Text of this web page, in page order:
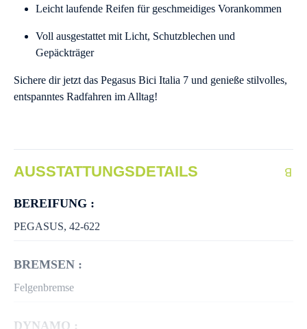
Leicht laufende Reifen für geschmeidiges Vorankommen
Voll ausgestattet mit Licht, Schutzblechen und
Gepäckträger
Sichere dir jetzt das Pegasus Bici Italia 7 und genieße stilvolles,
entspanntes Radfahren im Alltag!
AUSSTATTUNGSDETAILS
BEREIFUNG :
PEGASUS, 42-622
BREMSEN :
Felgenbremse
DYNAMO :